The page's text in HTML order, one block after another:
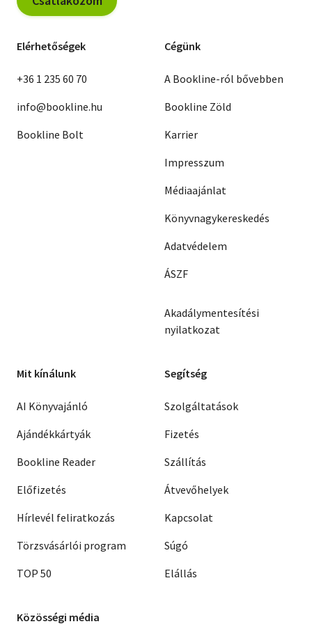
Elérhetőségek
+36 1 235 60 70
info@bookline.hu
Bookline Bolt
Cégünk
A Bookline-ról bővebben
Bookline Zöld
Karrier
Impresszum
Médiaajánlat
Könyvnagykereskedés
Adatvédelem
ÁSZF
Akadálymentesítési
nyilatkozat
Mit kínálunk
AI Könyvajánló
Ajándékkártyák
Bookline Reader
Előfizetés
Hírlevél feliratkozás
Törzsvásárlói program
TOP 50
Segítség
Szolgáltatások
Fizetés
Szállítás
Átvevőhelyek
Kapcsolat
Súgó
Elállás
Közösségi média